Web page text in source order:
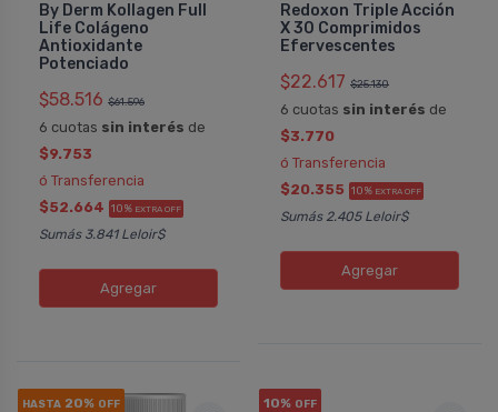
By Derm Kollagen Full
Life Colágeno
Antioxidante
Potenciado
$58.516 $61.596
6 cuotas sin interés de
$9.753
ó Transferencia
$52.664 10% EXTRA OFF
Sumás 3.841 Leloir$
Agregar
Redoxon Triple Acción
X 30 Comprimidos
Efervescentes
$22.617 $25.130
6 cuotas sin interés de
$3.770
ó Transferencia
$20.355 10% EXTRA OFF
Sumás 2.405 Leloir$
Agregar
HASTA 20% OFF 10% OFF